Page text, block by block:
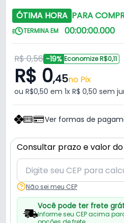
ÓTIMA HORA PARA
TERMINA EM 00:00:00.000
R$ 0,56 -19% Economize R$0,11
R$ 0,45no Pix
ou R$0,50 em 1x R$ 0,50 sem
Ver formas de
Consultar prazo e valor
Não sei meu CEP
Você pode ter frete
Informe seu CEP acima